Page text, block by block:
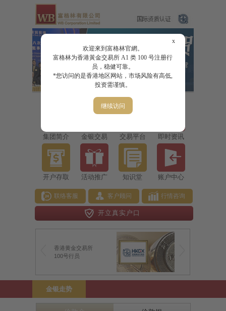
x
欢迎來到富格林官網。
富格林为香港黃金交易所 A1 类 100 号注册行
员，稳健可靠。
*您访问的是香港地区网站，市场风险有高低,
投资需谨慎。
继续访问
集团简介 金银交易 交易平台 即时资讯
开户存取 活动推广 知识堂 账户中心
联络客服 客户顾问 行情咨询
开立真实户口
香港黄金交易所
100号行员
金银走势